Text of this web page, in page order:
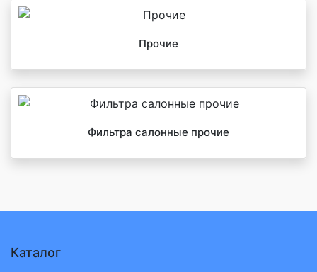
Прочие
Фильтра салонные прочие
Каталог